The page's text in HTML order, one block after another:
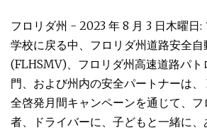
フロリダ州 - 2023 年 8 月 3 日木曜日:
学校に戻る中、フロリダ州道路安全自
(FLHSMV)、フロリダ州高速道路パト
門、および州内の安全パートナーは
全啓発月間キャンペーンを通じて、
者、ドライバーに、子どもと一緒に